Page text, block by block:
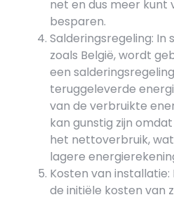
net en dus meer kunt
besparen.
Salderingsregeling: In
zoals België, wordt
een
teruggeleverde
van de verbruikte
kan gunstig zijn
het nettoverbruik,
lagere
Kosten van
de initiële kosten van